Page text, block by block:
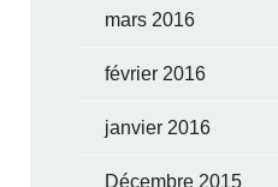
mars 2016
février 2016
janvier 2016
Décembre 2015